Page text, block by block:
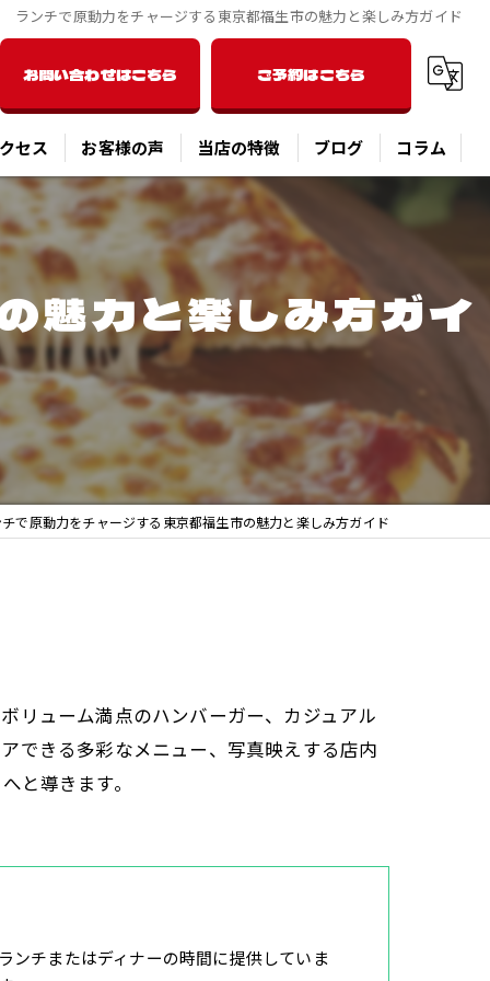
ランチで原動力をチャージする東京都福生市の魅力と楽しみ方ガイド
お問い合わせはこちら ご予約はこちら
セス お客様の声 当店の特徴
洋食
ディナー
パスタ
オーバーライス
ブログ コラム
魅力と楽しみ方ガイ
で原動力をチャージする東京都福生市の魅力と楽しみ方ガイド
リューム満点のハンバーガー、カジュアル
できる多彩なメニュー、写真映えする店内
と導きます。
ンチまたはディナーの時間に提供していま